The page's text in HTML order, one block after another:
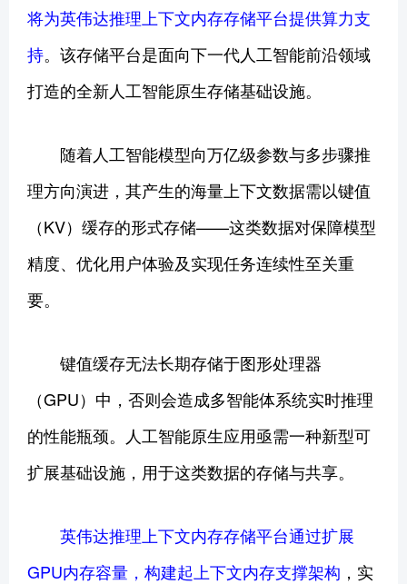
将为英伟达推理上下文内存存储平台提供算力支
持。该存储平台是面向下一代人工智能前沿领域
打造的全新人工智能原生存储基础设施。
随着人工智能模型向万亿级参数与多步骤推
理方向演进，其产生的海量上下文数据需以键值
（KV）缓存的形式存储——这类数据对保障模型
精度、优化用户体验及实现任务连续性至关重
要。
键值缓存无法长期存储于图形处理器
（GPU）中，否则会造成多智能体系统实时推理
的性能瓶颈。人工智能原生应用亟需一种新型可
扩展基础设施，用于这类数据的存储与共享。
英伟达推理上下文内存存储平台通过扩展
GPU内存容量，构建起上下文内存支撑架构 ，实